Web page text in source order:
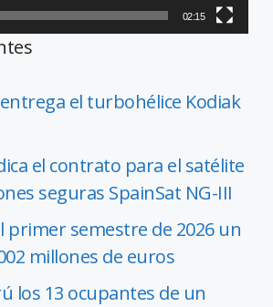
02:15
el turbohélice Kodiak
el contrato para el satélite
seguras SpainSat NG-III
primer semestre de 2026 un
millones de euros
los 13 ocupantes de un